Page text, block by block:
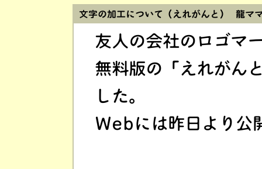
文字の加工について（えれがんと） 龍マ
友人の会社のロゴマ
無料版の「えれがん
した。
Webには昨日より公